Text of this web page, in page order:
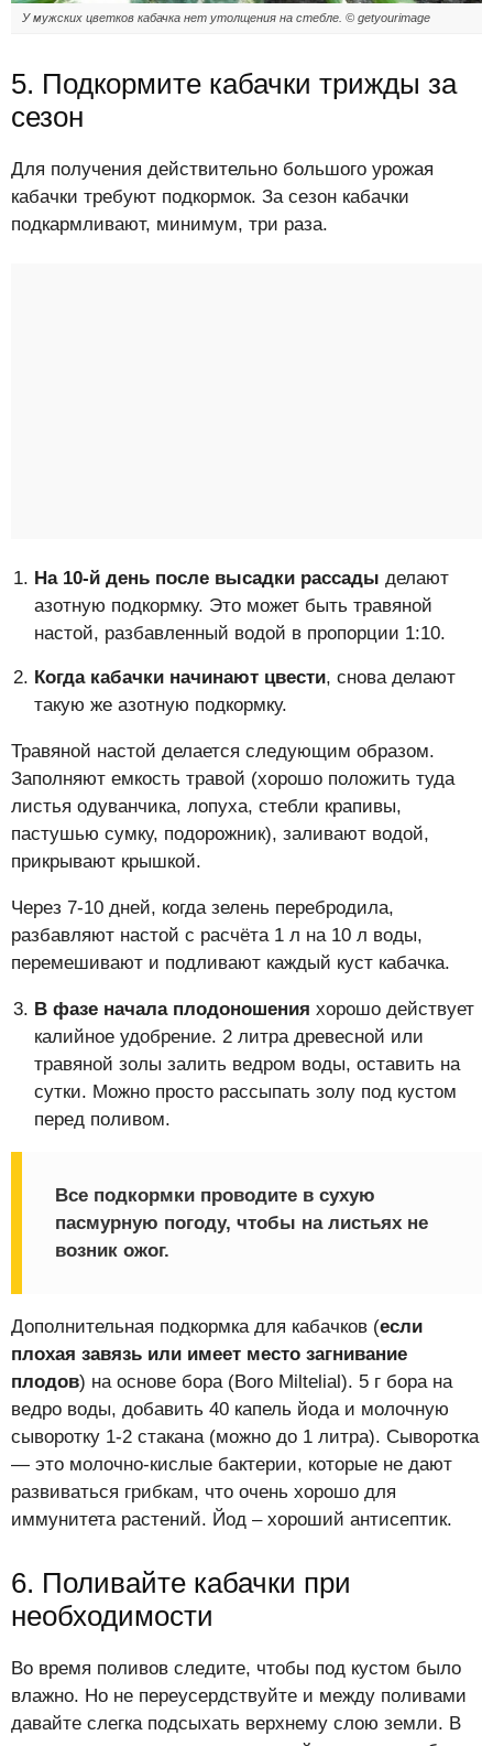
У мужских цветков кабачка нет утолщения на стебле. © getyourimage
5. Подкормите кабачки трижды за
сезон
Для получения действительно большого урожая
кабачки требуют подкормок. За сезон кабачки
подкармливают, минимум, три раза.
На 10-й день после высадки рассады делают
азотную подкормку. Это может быть травяной
настой, разбавленный водой в пропорции 1:10.
Когда кабачки начинают цвести, снова делают
такую же азотную подкормку.
Травяной настой делается следующим образом.
Заполняют емкость травой (хорошо положить туда
листья одуванчика, лопуха, стебли крапивы,
пастушью сумку, подорожник), заливают водой,
прикрывают крышкой.
Через 7-10 дней, когда зелень перебродила,
разбавляют настой с расчёта 1 л на 10 л воды,
перемешивают и подливают каждый куст кабачка.
В фазе начала плодоношения хорошо действует
калийное удобрение. 2 литра древесной или
травяной золы залить ведром воды, оставить на
сутки. Можно просто рассыпать золу под кустом
перед поливом.
Все подкормки проводите в сухую
пасмурную погоду, чтобы на листьях не
возник ожог.
Дополнительная подкормка для кабачков (если
плохая завязь или имеет место загнивание
плодов) на основе бора (Boro Miltelial). 5 г бора на
ведро воды, добавить 40 капель йода и молочную
сыворотку 1-2 стакана (можно до 1 литра). Сыворотка
— это молочно-кислые бактерии, которые не дают
развиваться грибкам, что очень хорошо для
иммунитета растений. Йод – хороший антисептик.
6. Поливайте кабачки при
необходимости
Во время поливов следите, чтобы под кустом было
влажно. Но не переусердствуйте и между поливами
давайте слегка подсыхать верхнему слою земли. В